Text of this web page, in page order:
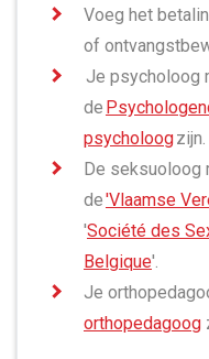
Voeg het
of
Je psycholoog
de
psycholoogzijn.
De seksuoloog
de'Vlaamse
'Société des
Belgique'.
Je
orthopedagoog